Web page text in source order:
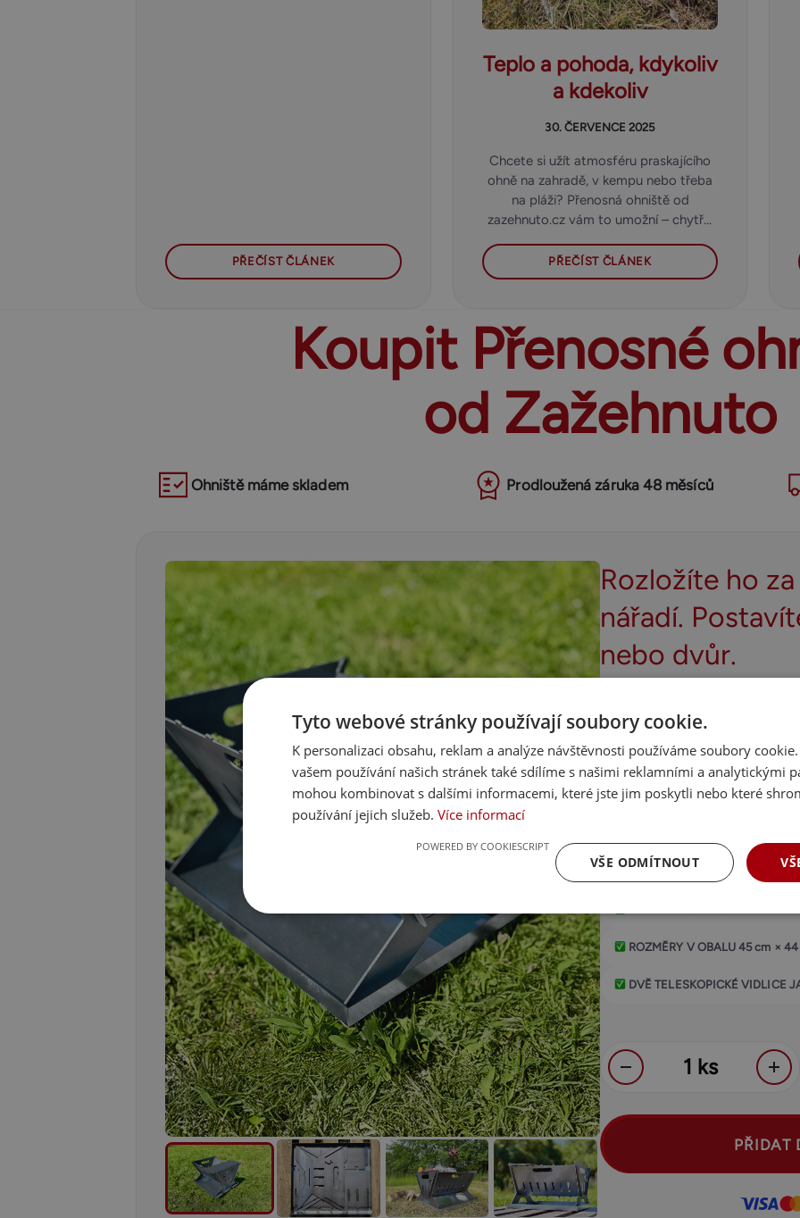
PŘEČÍST ČLÁNEK
Teplo a pohoda, kdykoliv
a kdekoliv
30. ČERVENCE 2025
Chcete si užít atmosféru praskajícího
ohně na zahradě, v kempu nebo třeba
na pláži? Přenosná ohniště od
zazehnuto.cz vám to umožní – chytře,
PŘEČÍST ČLÁNEK
Koupit Přenosné
od Zažehnuto
Ohniště máme skladem Prodloužená záruka 48 měsíců
Rozložíte ho
nářadí.
nebo dvůr.
Popel zůstane uvnitř a půda
ohniště složíte do obalu a
a ohniště připravené na další
ŽÁRUVZDORNÁ KOTLOVÁ
PŘENOSNÉ OHNIŠTĚ OD
ROZMĚRY V OBALU 45 cm ×
DVĚ TELESKOPICKÉ VIDLICE
PŘIDAT
Tyto webové stránky používají soubory cookie.
K personalizaci obsahu, reklam a analýze návštěvnosti používáme soubory
vašem používání našich stránek také sdílíme s našimi reklamními a analytickými
mohou kombinovat s dalšími informacemi, které jste jim poskytli nebo které
používání jejich služeb. Více informací
VŠE ODMÍTNOUT
POWERED BY COOKIESCRIPT